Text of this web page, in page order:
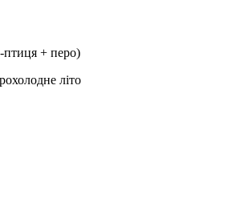
птиця + перо)
літо